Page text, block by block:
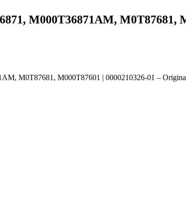
M000T36871AM, M0T87681,